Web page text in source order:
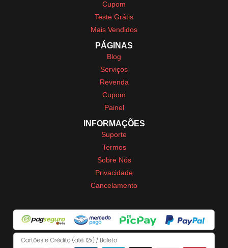
Cupom
Teste Grátis
Mais Vendidos
PÁGINAS
Blog
Serviços
Revenda
Cupom
Painel
INFORMAÇÕES
Suporte
Termos
Sobre Nós
Privacidade
Cancelamento